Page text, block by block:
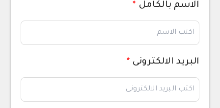
الاسم بالكامل *
البريد الالكترونى *